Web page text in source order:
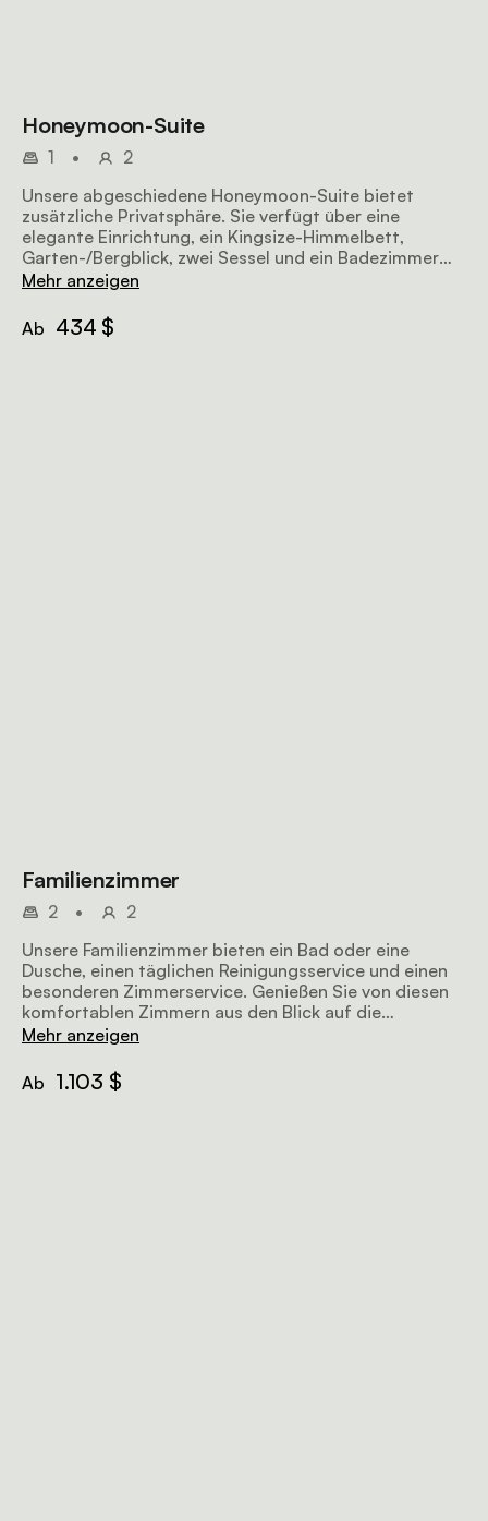
Honeymoon-Suite
1 •
2
Unsere abgeschiedene Honeymoon-Suite bietet
zusätzliche Privatsphäre. Sie verfügt über eine
elegante Einrichtung, ein Kingsize-Himmelbett,
Garten-/Bergblick, zwei Sessel und ein Badezimmer
mit Badewanne und Dusche.
Mehr anzeigen
Ab 434 $
Familienzimmer
2 •
2
Unsere Familienzimmer bieten ein Bad oder eine
Dusche, einen täglichen Reinigungsservice und einen
besonderen Zimmerservice. Genießen Sie von diesen
komfortablen Zimmern aus den Blick auf die
Landschaft und die Berge.
Mehr anzeigen
Ab 1.103 $